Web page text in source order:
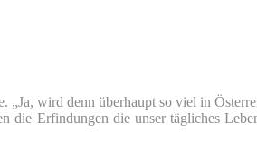
wird denn überhaupt so viel in
Erfindungen die unser tägliches